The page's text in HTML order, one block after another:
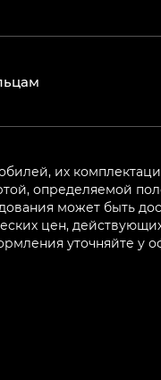
их
определяемой
может быть
цен,
уточняйте у